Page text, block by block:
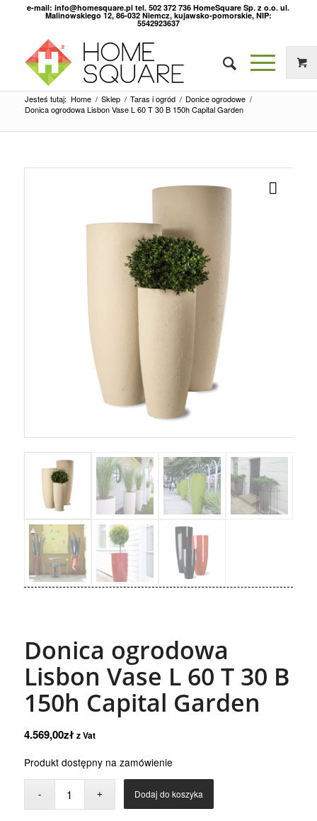
e-mail: info@homesquare.pl tel. 502 372 736 HomeSquare Sp. z o.o. ul.
Malinowskiego 12, 86-032 Niemcz, kujawsko-pomorskie, NIP:
5542923637
Jesteś tutaj: Home / Sklep / Taras i ogród / Donice ogrodowe /
Donica ogrodowa Lisbon Vase L 60 T 30 B 150h Capital Garden
Donica ogrodowa
Lisbon Vase L 60 T 30 B
150h Capital Garden
4.569,00zł z Vat
Produkt dostępny na zamówienie
Dodaj do koszyka